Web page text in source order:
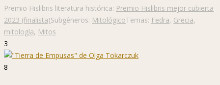
Premio Hislibris literatura histórica: Premio Hislibris mejor cubierta
2023 (finalista)Subgéneros: MitológicoTemas: Fedra, Grecia,
mitología, Mitos
3
8